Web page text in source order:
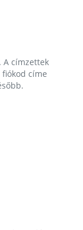
A címzettek
címe